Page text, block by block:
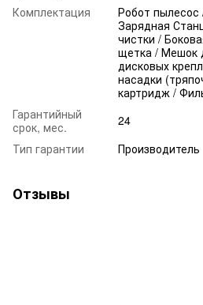
Комплектация
Робот
Зарядная
чистки /
щетка / Мешок
дисковых
насадки
картридж /
Гарантийный
срок, мес.
24
Тип гарантии
Производитель
Отзывы